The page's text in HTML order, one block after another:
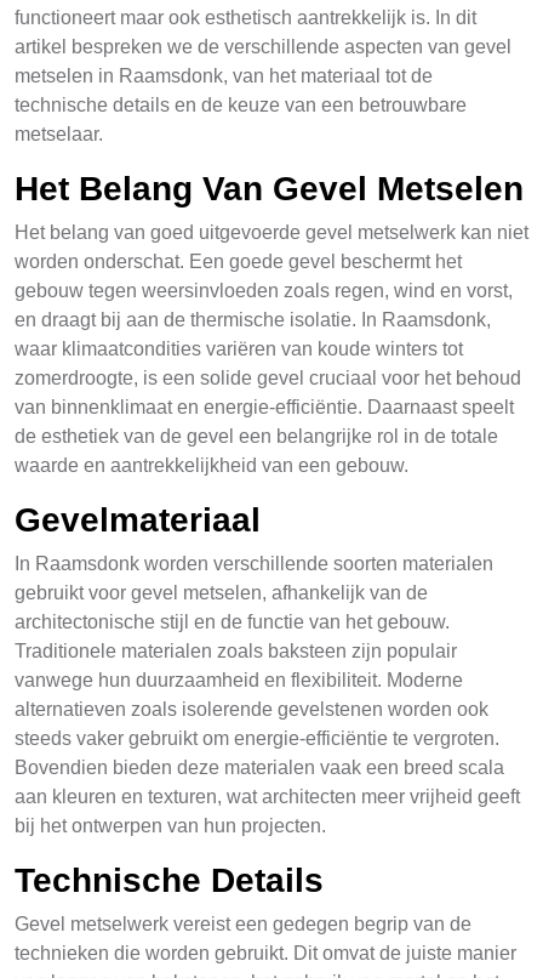
functioneert maar ook esthetisch aantrekkelijk is. In dit
artikel bespreken we de verschillende aspecten van gevel
metselen in Raamsdonk, van het materiaal tot de
technische details en de keuze van een betrouwbare
metselaar.
Het Belang Van Gevel Metselen
Het belang van goed uitgevoerde gevel metselwerk kan niet
worden onderschat. Een goede gevel beschermt het
gebouw tegen weersinvloeden zoals regen, wind en vorst,
en draagt bij aan de thermische isolatie. In Raamsdonk,
waar klimaatcondities variëren van koude winters tot
zomerdroogte, is een solide gevel cruciaal voor het behoud
van binnenklimaat en energie-efficiëntie. Daarnaast speelt
de esthetiek van de gevel een belangrijke rol in de totale
waarde en aantrekkelijkheid van een gebouw.
Gevelmateriaal
In Raamsdonk worden verschillende soorten materialen
gebruikt voor gevel metselen, afhankelijk van de
architectonische stijl en de functie van het gebouw.
Traditionele materialen zoals baksteen zijn populair
vanwege hun duurzaamheid en flexibiliteit. Moderne
alternatieven zoals isolerende gevelstenen worden ook
steeds vaker gebruikt om energie-efficiëntie te vergroten.
Bovendien bieden deze materialen vaak een breed scala
aan kleuren en texturen, wat architecten meer vrijheid geeft
bij het ontwerpen van hun projecten.
Technische Details
Gevel metselwerk vereist een gedegen begrip van de
technieken die worden gebruikt. Dit omvat de juiste manier